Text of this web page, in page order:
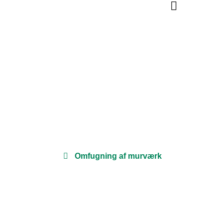
Omfugning af murværk